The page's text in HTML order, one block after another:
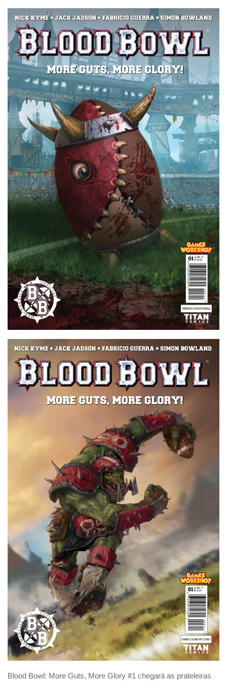
Blood Bowl: More Guts, More Glory #1 chegará as prateleiras